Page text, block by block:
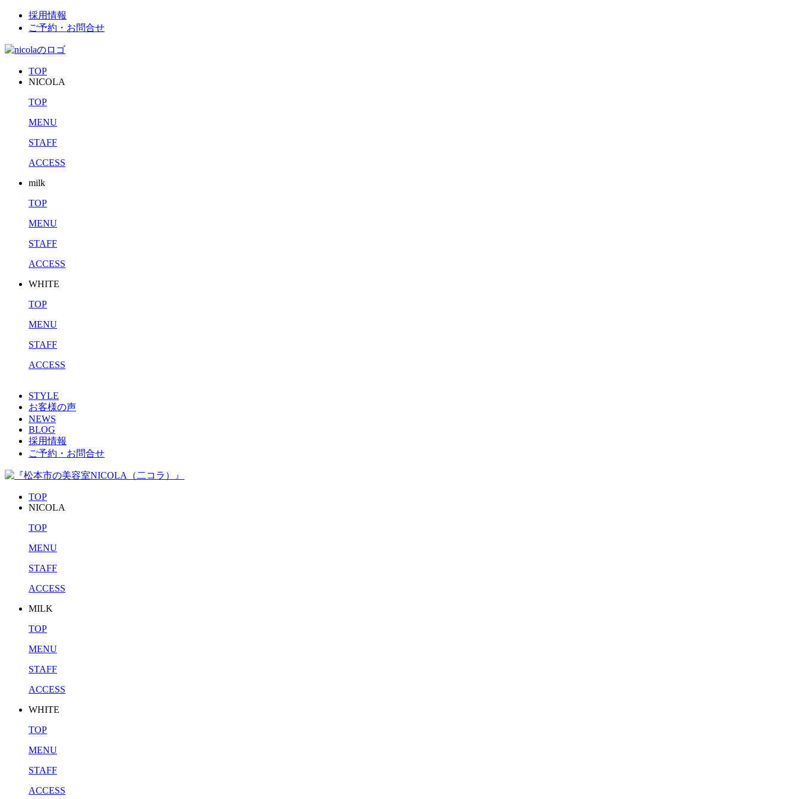
採用情報
ご予約・お問合せ
TOP
NICOLA
TOP
MENU
STAFF
ACCESS
milk
TOP
MENU
STAFF
ACCESS
WHITE
TOP
MENU
STAFF
ACCESS
STYLE
お客様の声
NEWS
BLOG
採用情報
ご予約・お問合せ
TOP
NICOLA
TOP
MENU
STAFF
ACCESS
MILK
TOP
MENU
STAFF
ACCESS
WHITE
TOP
MENU
STAFF
ACCESS